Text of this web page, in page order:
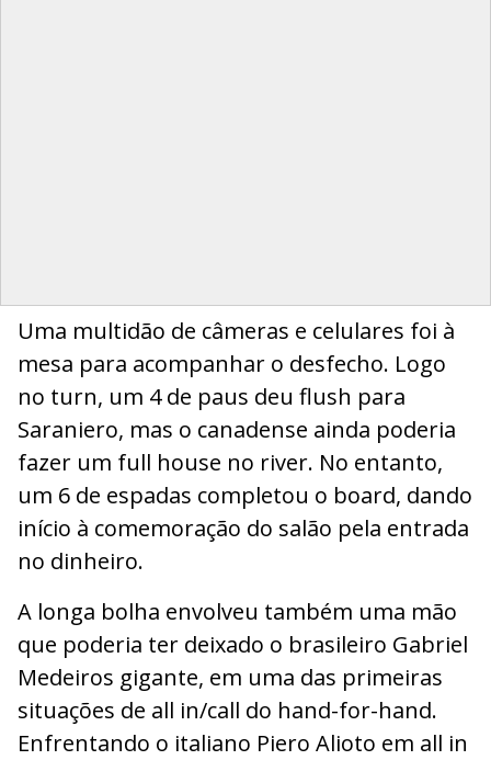
Uma multidão de câmeras e celulares foi à
mesa para acompanhar o desfecho. Logo
no turn, um 4 de paus deu flush para
Saraniero, mas o canadense ainda poderia
fazer um full house no river. No entanto,
um 6 de espadas completou o board, dando
início à comemoração do salão pela entrada
no dinheiro.
A longa bolha envolveu também uma mão
que poderia ter deixado o brasileiro Gabriel
Medeiros gigante, em uma das primeiras
situações de all in/call do hand-for-hand.
Enfrentando o italiano Piero Alioto em all in